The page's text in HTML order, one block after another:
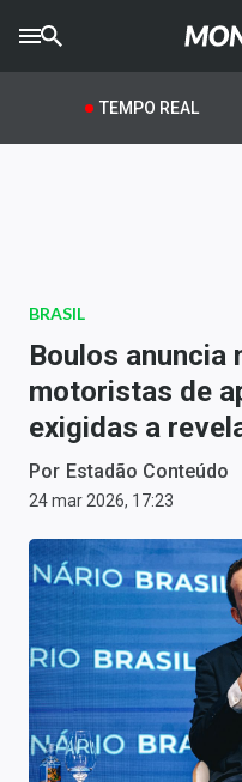
CRYPTOTIMES
AGROTIMES
Newsletters
Money Trader
Anuncie
Últimas Notícias
Newsletters
Cotações
Comprar ou vender?
Carteiras Recomendadas
Central de Dividendos
TEMPO REAL
BRASIL
Boulos anuncia
motoristas de
exigidas a
Por Estadão Conteúdo
24 mar 2026, 17:23